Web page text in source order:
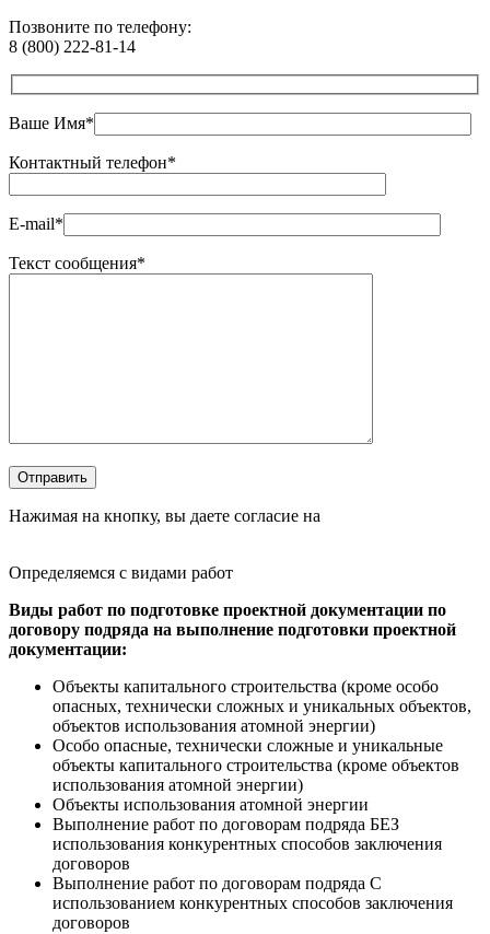
Позвоните по телефону:
8 (800) 222-81-14
Ваше Имя*
Контактный телефон*
E-mail*
Текст сообщения*
Оставьте это поле пустым.
Отправить
Нажимая на кнопку, вы даете согласие на
Определяемся с видами работ
Виды работ по подготовке проектной документации по
договору подряда на выполнение подготовки проектной
документации:
Объекты капитального строительства (кроме особо
опасных, технически сложных и уникальных объектов,
объектов использования атомной энергии)
Особо опасные, технически сложные и уникальные
объекты капитального строительства (кроме объектов
использования атомной энергии)
Объекты использования атомной энергии
Выполнение работ по договорам подряда БЕЗ
использования конкурентных способов заключения
договоров
Выполнение работ по договорам подряда С
использованием конкурентных способов заключения
договоров